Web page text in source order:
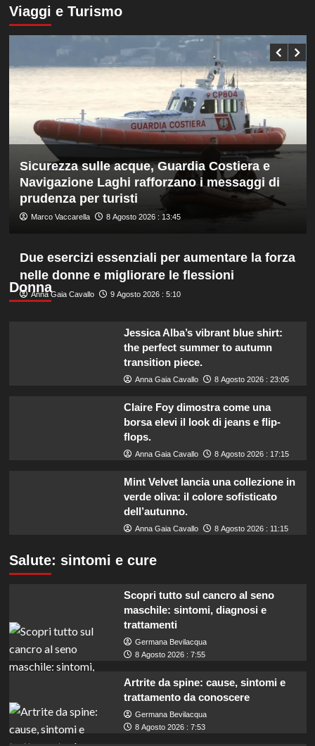
del
su
Gran
Bezzecchi
torna
è
davanti
tutti
nelle
Practice
Viaggi e Turismo
Sicurezza sulle acque, Guardia Costiera e
Navigazione Laghi rafforzano i messaggi di
prudenza per turisti
Marco Vaccarella 8 Agosto 2026 : 13:45
Donna
Due esercizi essenziali per aumentare la forza
nelle donne e migliorare le flessioni
Anna Gaia Cavallo 9 Agosto 2026 : 5:10
Jessica Alba’s vibrant blue shirt:
the perfect summer to autumn
transition piece.
Anna Gaia Cavallo 8 Agosto 2026 : 23:05
Claire Foy dimostra come una
borsa elevi il look di jeans e flip-
flops.
Anna Gaia Cavallo 8 Agosto 2026 : 17:15
Mint Velvet lancia una collezione in
verde oliva: il colore sofisticato
dell’autunno.
Anna Gaia Cavallo 8 Agosto 2026 : 11:15
Salute: sintomi e cure
Scopri tutto sul cancro al seno
maschile: sintomi, diagnosi e
trattamenti
Germana Bevilacqua
8 Agosto 2026 : 7:55
Artrite da spine: cause, sintomi e
trattamento da conoscere
Germana Bevilacqua
8 Agosto 2026 : 7:53